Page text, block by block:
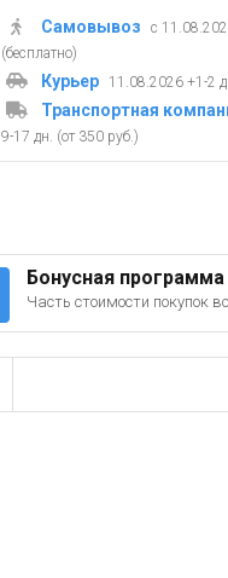
Самовывоз
с
(бесплатно)
Курьер 11.08.2026 +1-2
Транспортная
9-17 дн. (от 350 руб.)
Бонусная программа
Часть стоимости покупок